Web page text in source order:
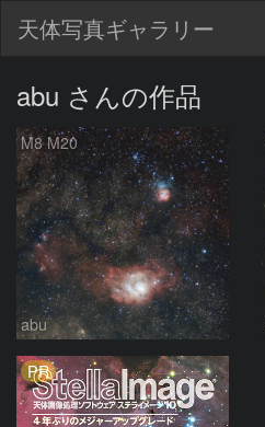
天体写真ギャラリー
abu さんの作品
M8 M20
abu
PR